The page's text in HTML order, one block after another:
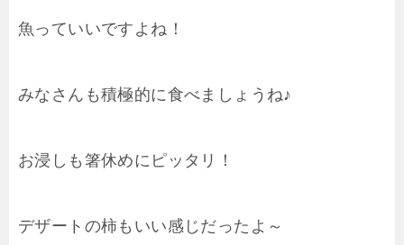
魚っていいですよね！
みなさんも積極的に食べましょうね♪
お浸しも箸休めにピッタリ！
デザートの柿もいい感じだったよ～